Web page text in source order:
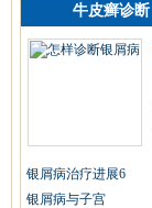
牛皮癣诊断
银屑病治疗进展6
银屑病与子宫